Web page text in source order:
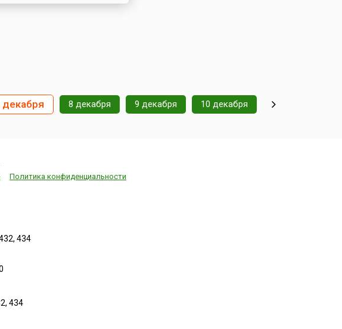
декабря 8 декабря 9 декабря 10 декабря
Политика конфиденциальности
434
434